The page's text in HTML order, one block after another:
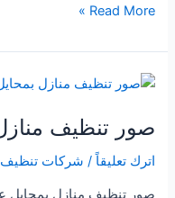
شركة
المنازل
بالمجاردة
Read More »
صور تنظيف
اترك تعليقاً / شركات تنظيف